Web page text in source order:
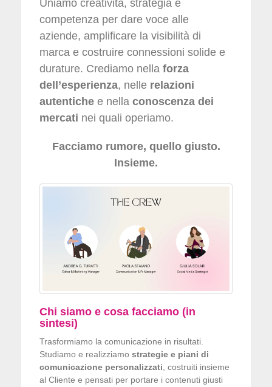
Uniamo creatività, strategia e
competenza per dare voce alle
aziende, amplificare la visibilità di
marca e costruire connessioni solide e
durature. Crediamo nella forza
dell’esperienza, nelle relazioni
autentiche e nella conoscenza dei
mercati nei quali operiamo.
Facciamo rumore, quello giusto.
Insieme.
Chi siamo e cosa facciamo (in
sintesi)
Trasformiamo la comunicazione in risultati.
Studiamo e realizziamo strategie e piani di
comunicazione personalizzati, costruiti insieme
al Cliente e pensati per portare i contenuti giusti